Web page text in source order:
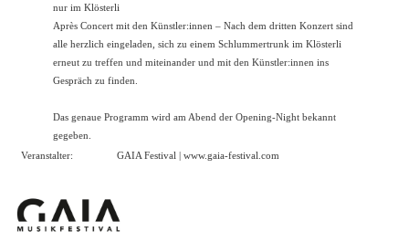
nur im Klösterli
Après Concert mit den Künstler:innen – Nach dem dritten Konzert sind
alle herzlich eingeladen, sich zu einem Schlummertrunk im Klösterli
erneut zu treffen und miteinander und mit den Künstler:innen ins
Gespräch zu finden.
Das genaue Programm wird am Abend der Opening-Night bekannt
gegeben.
Veranstalter:
GAIA Festival | www.gaia-festival.com